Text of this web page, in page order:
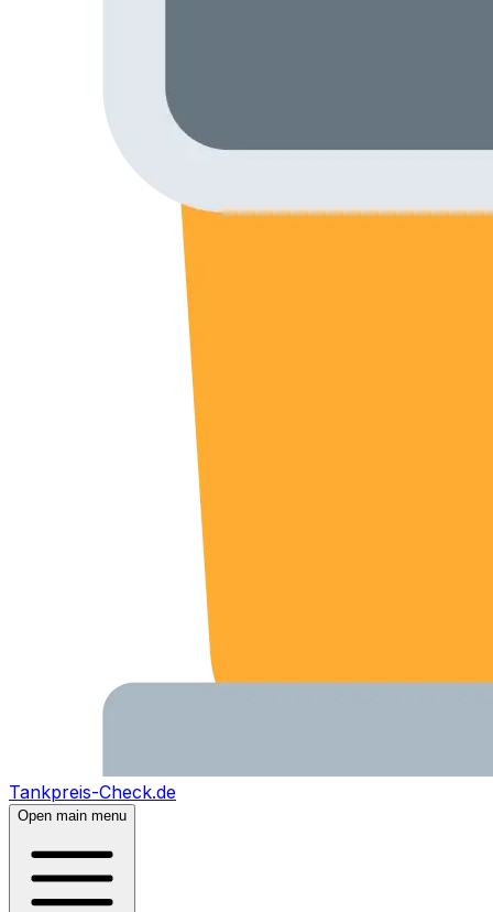
Tankpreis-Check.de
Open main menu